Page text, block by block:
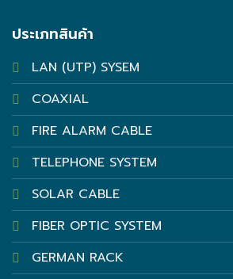
ประเภทสินค้า
LAN (UTP) SYSEM
COAXIAL
FIRE ALARM CABLE
TELEPHONE SYSTEM
SOLAR CABLE
FIBER OPTIC SYSTEM
GERMAN RACK